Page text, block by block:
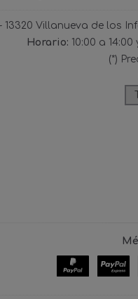
13320 Villanueva de los
Horario: 10:00 a 14:00
(*)